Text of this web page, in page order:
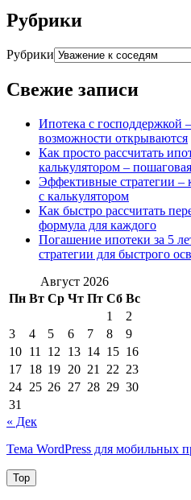
Рубрики
Рубрики
Свежие записи
Ипотека с господдержкой
возможности открываются
Как просто рассчитать
калькулятором –
Эффективные стратегии –
с калькулятором
Как быстро рассчитать
формула для каждого
Погашение ипотеки за 5
стратегии для быстрого
Август 2026
Пн Вт Ср Чт Пт Сб Вс
1
2
3
4 5 6 7 8
9
10 11 12 13 14 15 16
17 18 19 20 21 22 23
24 25 26 27 28 29 30
31
« Дек
Тема WordPress для мобильных
Top